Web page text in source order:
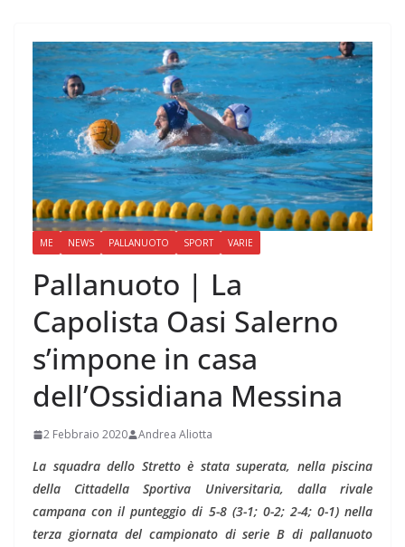
ME NEWS PALLANUOTO SPORT VARIE
Pallanuoto | La
Capolista Oasi Salerno
s’impone in casa
dell’Ossidiana Messina
2 Febbraio 2020 Andrea Aliotta
La squadra dello Stretto è stata superata, nella piscina
della Cittadella Sportiva Universitaria, dalla rivale
campana con il punteggio di 5-8 (3-1; 0-2; 2-4; 0-1) nella
terza giornata del campionato di serie B di pallanuoto